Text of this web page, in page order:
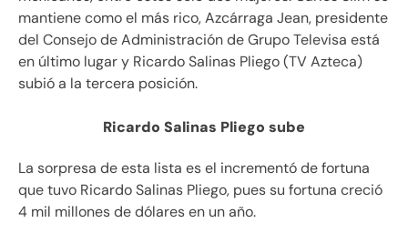
mantiene como el más rico, Azcárraga Jean, presidente
del Consejo de Administración de Grupo Televisa está
en último lugar y Ricardo Salinas Pliego (TV Azteca)
subió a la tercera posición.
Ricardo Salinas Pliego sube
La sorpresa de esta lista es el incrementó de fortuna
que tuvo Ricardo Salinas Pliego, pues su fortuna creció
4 mil millones de dólares en un año.